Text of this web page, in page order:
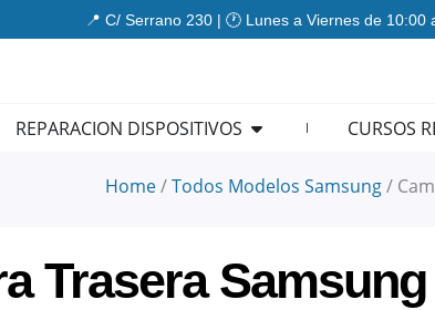
📍 C/ Serrano 230 | 🕐 Lunes a Viernes de
MOVILES
REPARACION DISPOSITIVOS Open REPARACION
CURSOS
Home/Todos Modelos Samsung/
Trasera